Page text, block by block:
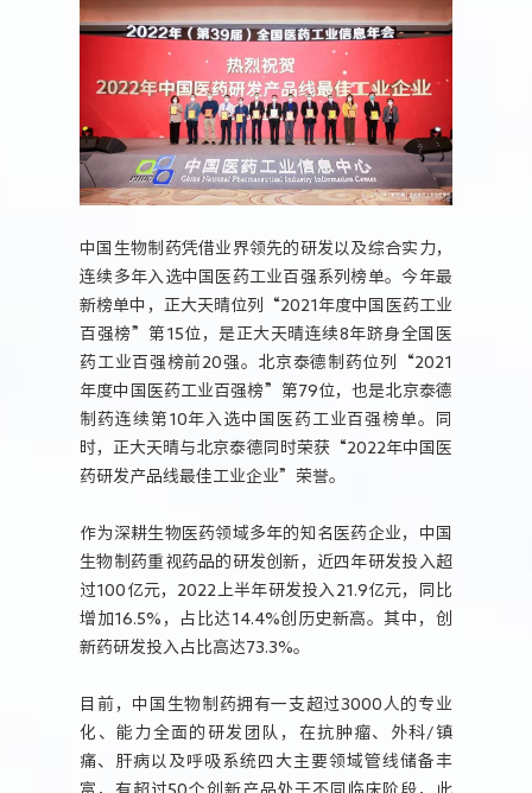
中国生物制药凭借业界领先的研发以及综合实力，
连续多年入选中国医药工业百强系列榜单。今年最
新榜单中，正大天晴位列“2021年度中国医药工业
百强榜”第15位，是正大天晴连续8年跻身全国医
药工业百强榜前20强。北京泰德制药位列“2021
年度中国医药工业百强榜”第79位，也是北京泰德
制药连续第10年入选中国医药工业百强榜单。同
时，正大天晴与北京泰德同时荣获“2022年中国医
药研发产品线最佳工业企业”荣誉。
作为深耕生物医药领域多年的知名医药企业，中国
生物制药重视药品的研发创新，近四年研发投入超
过100亿元，2022上半年研发投入21.9亿元，同比
增加16.5%，占比达14.4%创历史新高。其中，创
新药研发投入占比高达73.3%。
目前，中国生物制药拥有一支超过3000人的专业
化、能力全面的研发团队，在抗肿瘤、外科/镇
痛、肝病以及呼吸系统四大主要领域管线储备丰